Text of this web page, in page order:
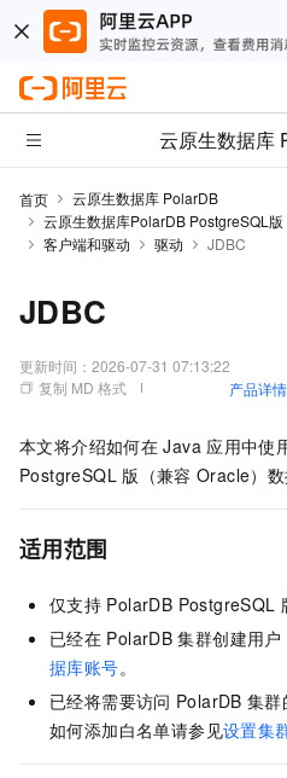
云原生数据库
首页
云原生数据库 PolarDB
云原生数据库PolarDB PostgreSQL版
客户端和驱动
驱动 JDBC
JDBC
更新时间： 2026-07-31 07:13:22
复制 MD 格式
产品详情
本文将介绍如何在 Java 应用中使
PostgreSQL 版（兼容 Oracle） 数
适用范围
仅支持 PolarDB PostgreSQL
已经在 PolarDB 集群创建用
据库账号。
已经将需要访问 PolarDB 集群
如何添加白名单请参见设置集